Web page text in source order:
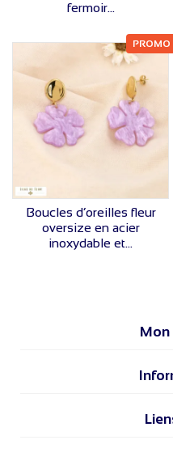
fermoir...
VOIR LE PRIX
Boucles d’oreilles fleur
oversize en acier
inoxydable et...
PROMO
Mon